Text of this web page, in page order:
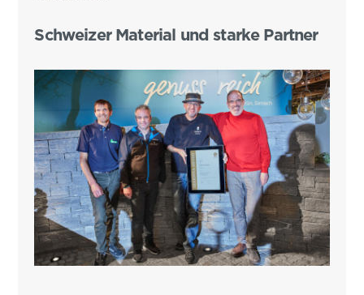
Schweizer Material und starke Partner